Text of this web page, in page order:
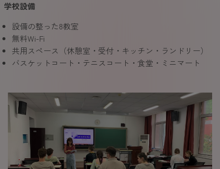
学校設備
設備の整った8教室
無料Wi-Fi
共用スペース（休憩室・受付・キッチン・ランドリー）
バスケットコート・テニスコート・食堂・ミニマート